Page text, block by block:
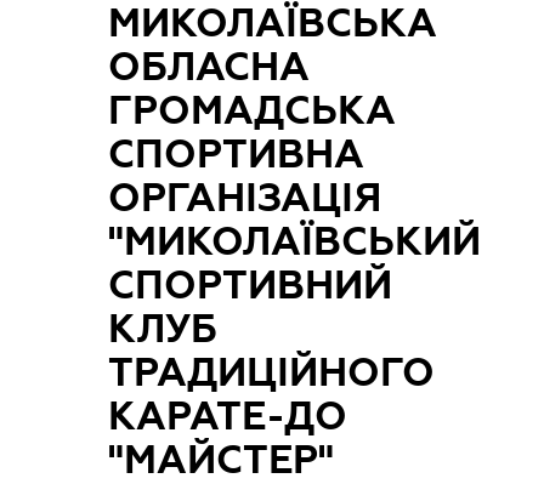
МИКОЛАЇВСЬКА
ОБЛАСНА
ГРОМАДСЬКА
СПОРТИВНА
ОРГАНІЗАЦІЯ
"МИКОЛАЇВСЬКИЙ
СПОРТИВНИЙ
КЛУБ
ТРАДИЦІЙНОГО
КАРАТЕ-ДО
"МАЙСТЕР"